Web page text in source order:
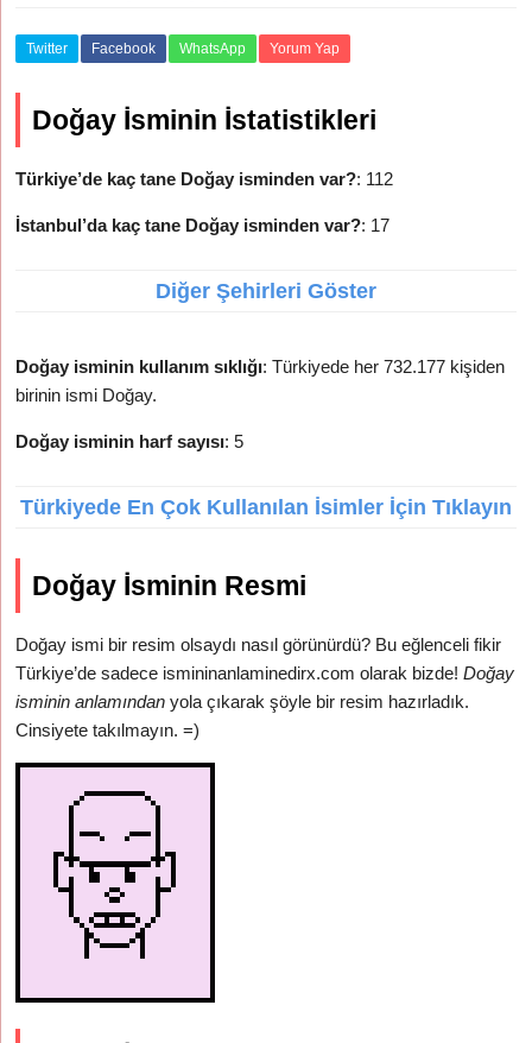
Twitter Facebook WhatsApp Yorum Yap
Doğay İsminin İstatistikleri
Türkiye’de kaç tane Doğay isminden var?: 112
İstanbul’da kaç tane Doğay isminden var?: 17
Diğer Şehirleri Göster
Doğay isminin kullanım sıklığı: Türkiyede her 732.177 kişiden
birinin ismi Doğay.
Doğay isminin harf sayısı: 5
Türkiyede En Çok Kullanılan İsimler İçin Tıklayın
Doğay İsminin Resmi
Doğay ismi bir resim olsaydı nasıl görünürdü? Bu eğlenceli fikir
Türkiye’de sadece ismininanlaminedirx.com olarak bizde!Doğay
isminin anlamından yola çıkarak şöyle bir resim hazırladık.
Cinsiyete takılmayın. =)